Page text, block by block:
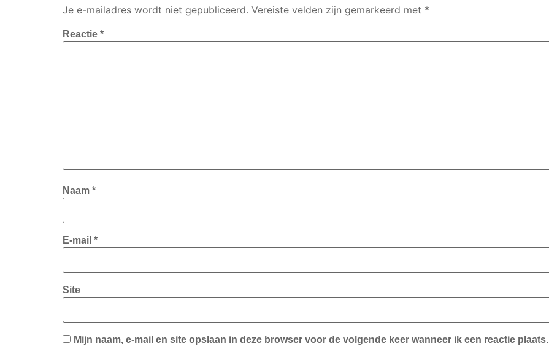
Je e-mailadres wordt niet gepubliceerd. Vereiste velden zijn gemarkeerd met *
Reactie *
Naam *
E-mail *
Site
Mijn naam, e-mail en site opslaan in deze browser voor de volgende keer wanneer ik een reactie plaats.